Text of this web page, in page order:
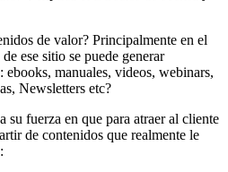
de valor? Principalmente en el
ese sitio se puede generar
ebooks, manuales, videos, webinars,
Newsletters etc?
su fuerza en que para atraer al cliente
de contenidos que realmente le